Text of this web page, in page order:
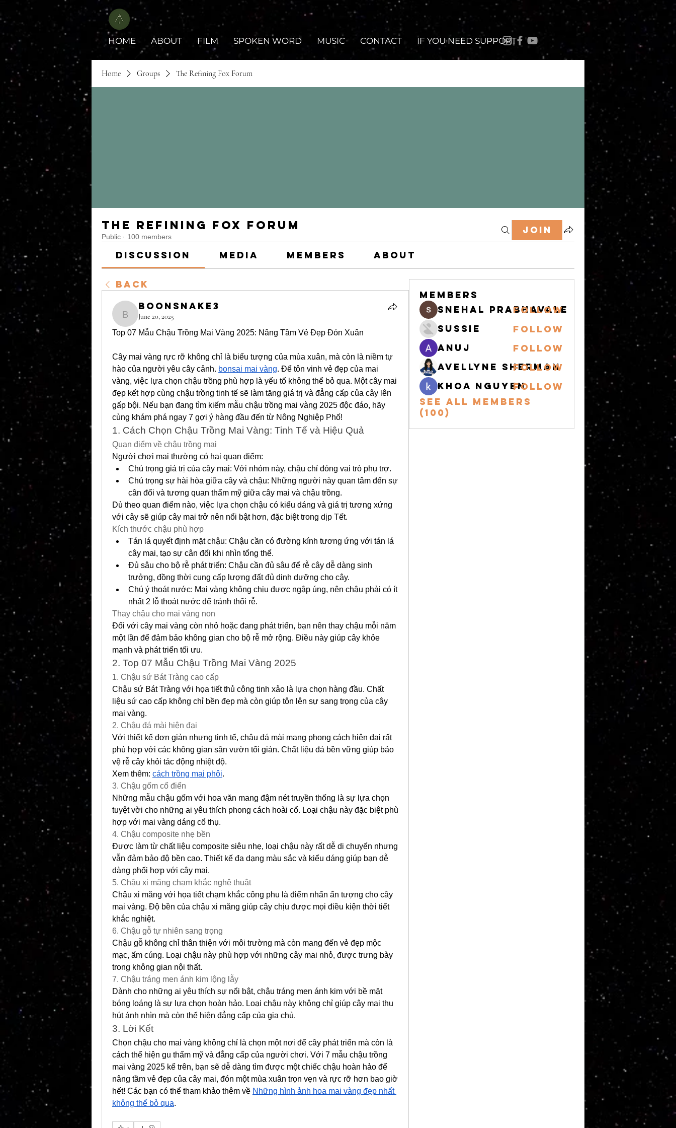
HOME ABOUT FILM SPOKEN WORD MUSIC CONTACT IF YOU NEED SUPPORT
Home Groups The Refining Fox Forum
The Refining Fox Forum
Public · 100 members
Join
Discussion Media Members About
Back
boonsnake3
boonsnake3
June 20, 2025
Top 07 Mẫu Chậu Trồng Mai Vàng 2025: Nâng Tầm Vẻ Đẹp Đón Xuân
Cây mai vàng rực rỡ không chỉ là biểu tượng của mùa xuân, mà còn là niềm tự
hào của người yêu cây cảnh. bonsai mai vàng. Để tôn vinh vẻ đẹp của mai
vàng, việc lựa chọn chậu trồng phù hợp là yếu tố không thể bỏ qua. Một cây mai
đẹp kết hợp cùng chậu trồng tinh tế sẽ làm tăng giá trị và đẳng cấp của cây lên
gấp bội. Nếu bạn đang tìm kiếm mẫu chậu trồng mai vàng 2025 độc đáo, hãy
cùng khám phá ngay 7 gợi ý hàng đầu đến từ Nông Nghiệp Phố!
1. Cách Chọn Chậu Trồng Mai Vàng: Tinh Tế và Hiệu Quả
Quan điểm về chậu trồng mai
Người chơi mai thường có hai quan điểm:
Chú trọng giá trị của cây mai: Với nhóm này, chậu chỉ đóng vai trò phụ trợ.
Chú trọng sự hài hòa giữa cây và chậu: Những người này quan tâm đến sự
cân đối và tương quan thẩm mỹ giữa cây mai và chậu trồng.
Dù theo quan điểm nào, việc lựa chọn chậu có kiểu dáng và giá trị tương xứng
với cây sẽ giúp cây mai trở nên nổi bật hơn, đặc biệt trong dịp Tết.
Kích thước chậu phù hợp
Tán lá quyết định mặt chậu: Chậu cần có đường kính tương ứng với tán lá
cây mai, tạo sự cân đối khi nhìn tổng thể.
Đủ sâu cho bộ rễ phát triển: Chậu cần đủ sâu để rễ cây dễ dàng sinh
trưởng, đồng thời cung cấp lượng đất đủ dinh dưỡng cho cây.
Chú ý thoát nước: Mai vàng không chịu được ngập úng, nên chậu phải có ít
nhất 2 lỗ thoát nước để tránh thối rễ.
Thay chậu cho mai vàng non
Đối với cây mai vàng còn nhỏ hoặc đang phát triển, bạn nên thay chậu mỗi năm
một lần để đảm bảo không gian cho bộ rễ mở rộng. Điều này giúp cây khỏe
mạnh và phát triển tối ưu.
2. Top 07 Mẫu Chậu Trồng Mai Vàng 2025
1. Chậu sứ Bát Tràng cao cấp
Chậu sứ Bát Tràng với họa tiết thủ công tinh xảo là lựa chọn hàng đầu. Chất
liệu sứ cao cấp không chỉ bền đẹp mà còn giúp tôn lên sự sang trọng của cây
mai vàng.
2. Chậu đá mài hiện đại
Với thiết kế đơn giản nhưng tinh tế, chậu đá mài mang phong cách hiện đại rất
phù hợp với các không gian sân vườn tối giản. Chất liệu đá bền vững giúp bảo
vệ rễ cây khỏi tác động nhiệt độ.
Xem thêm: cách trồng mai phôi.
3. Chậu gốm cổ điển
Những mẫu chậu gốm với hoa văn mang đậm nét truyền thống là sự lựa chọn
tuyệt vời cho những ai yêu thích phong cách hoài cổ. Loại chậu này đặc biệt phù
hợp với mai vàng dáng cổ thụ.
4. Chậu composite nhẹ bền
Được làm từ chất liệu composite siêu nhẹ, loại chậu này rất dễ di chuyển nhưng
vẫn đảm bảo độ bền cao. Thiết kế đa dạng màu sắc và kiểu dáng giúp bạn dễ
dàng phối hợp với cây mai.
5. Chậu xi măng chạm khắc nghệ thuật
Chậu xi măng với họa tiết chạm khắc công phu là điểm nhấn ấn tượng cho cây
mai vàng. Độ bền của chậu xi măng giúp cây chịu được mọi điều kiện thời tiết
khắc nghiệt.
6. Chậu gỗ tự nhiên sang trọng
Chậu gỗ không chỉ thân thiện với môi trường mà còn mang đến vẻ đẹp mộc
mạc, ấm cúng. Loại chậu này phù hợp với những cây mai nhỏ, được trưng bày
trong không gian nội thất.
7. Chậu tráng men ánh kim lộng lẫy
Dành cho những ai yêu thích sự nổi bật, chậu tráng men ánh kim với bề mặt
bóng loáng là sự lựa chọn hoàn hảo. Loại chậu này không chỉ giúp cây mai thu
hút ánh nhìn mà còn thể hiện đẳng cấp của gia chủ.
3. Lời Kết
Chọn chậu cho mai vàng không chỉ là chọn một nơi để cây phát triển mà còn là
cách thể hiện gu thẩm mỹ và đẳng cấp của người chơi. Với 7 mẫu chậu trồng
mai vàng 2025 kể trên, bạn sẽ dễ dàng tìm được một chiếc chậu hoàn hảo để
nâng tầm vẻ đẹp của cây mai, đón một mùa xuân trọn vẹn và rực rỡ hơn bao giờ
hết! Các bạn có thể tham khảo thêm về Những hình ảnh hoa mai vàng đẹp nhất
không thể bỏ qua.
Members
snehal prabhavale
Follow
Sussie
Follow
Anuj
Follow
Avellyne Sherman
Follow
khoa nguyenFollow
See All Members
(100)